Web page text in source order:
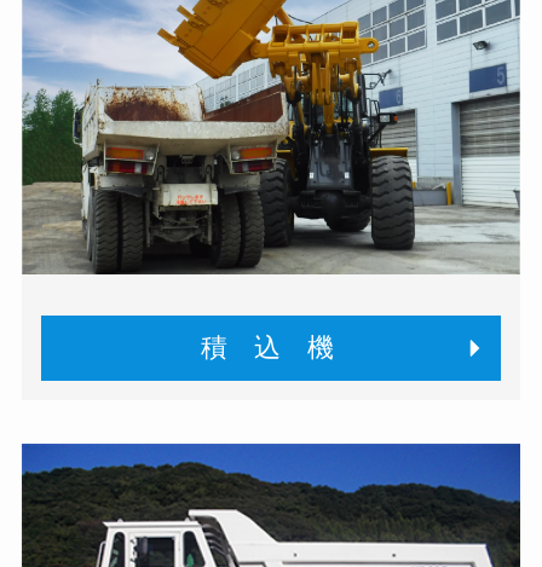
積 込 機